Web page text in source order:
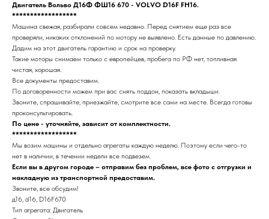
Двигатель Вольво Д16Ф ФШ16 670 - VOLVO D16F FH16.
******************
Машина свежая, разбирали совсем недавно. Перед снятием еще раз все
проверяли, никаких отклонений по мотору не выявлено. Есть данные по давлению.
Дадим на этот двигатель гарантию и срок на проверку.
Такие моторы снимаем только с европейцев, пробега по РФ нет, топливная
чистая, хорошая.
Все документы предоставим.
По договоренности можем при вас снять поддон, показать вкладыши.
Звоните, спрашивайте, приезжайте, смотрите все сами на месте. Всегда готовы
проконсультировать.
По цене - уточняйте, зависит от комплектности.
******************
Мы возим машины и отдельно агрегаты каждую неделю. Поэтому если чего-то
нет в наличии, в течении недели все подвезем.
Если вы в другом городе – отправим без проблем, все фото с отгрузки и
накладную из транспортной предоставим.
Звоните, все обсудим!
д16, d16, D16F670
Тип агрегата: Двигатель